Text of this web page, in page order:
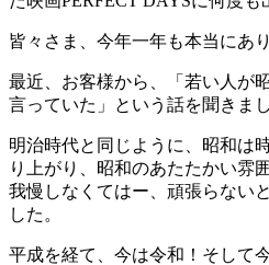
皆々さま、今年一年も本当にあ
最近、お客様から、「若い人が
言っていた」という話を聞きまし
明治時代と同じように、昭和は
り上がり、昭和のあたたかい雰
我慢しなくてはー、頑張らない
した。
平成を経て、今は令和！そして